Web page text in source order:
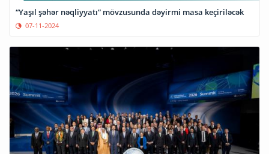
“Yaşıl şəhər nəqliyyatı” mövzusunda dəyirmi masa keçiriləcək
07-11-2024